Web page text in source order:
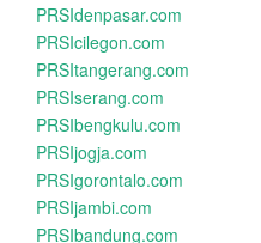
PRSIdenpasar.com
PRSIcilegon.com
PRSItangerang.com
PRSIserang.com
PRSIbengkulu.com
PRSIjogja.com
PRSIgorontalo.com
PRSIjambi.com
PRSIbandung.com